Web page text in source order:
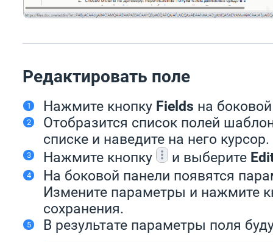
Редактировать поле
Нажмите кнопку Fields на
Отобразится список полей
списке и наведите на него курсор.
Нажмите кнопку
и выберите
На боковой панели появятся
Измените параметры и нажмите
сохранения.
В результате параметры поля